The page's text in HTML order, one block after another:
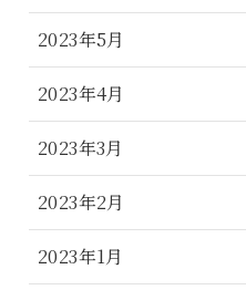
2023年5月
2023年4月
2023年3月
2023年2月
2023年1月